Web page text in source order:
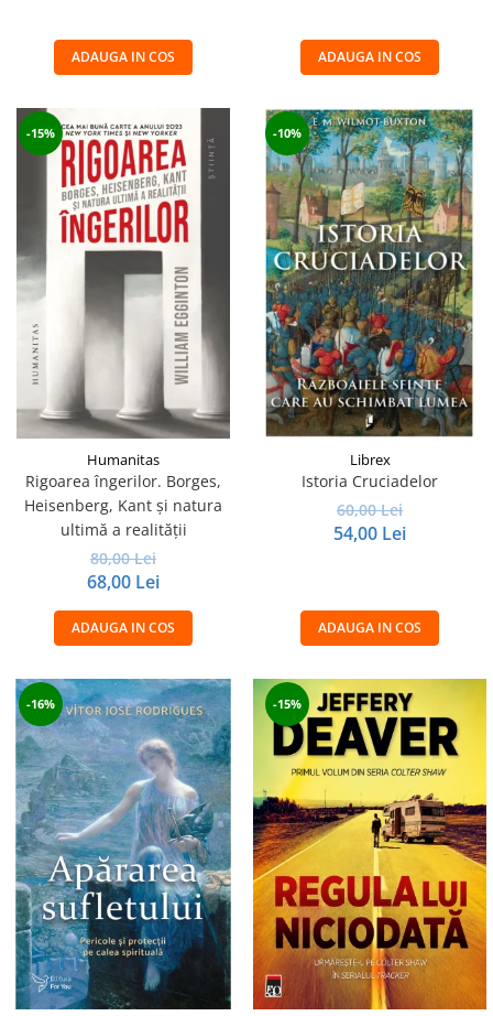
ADAUGA IN COS ADAUGA IN COS
-15%
Humanitas
Rigoarea îngerilor. Borges,
Heisenberg, Kant şi natura
ultimă a realităţii
80,00 Lei
68,00 Lei
ADAUGA IN COS
-10%
Librex
Istoria Cruciadelor
60,00 Lei
54,00 Lei
ADAUGA IN COS
-16% -15%